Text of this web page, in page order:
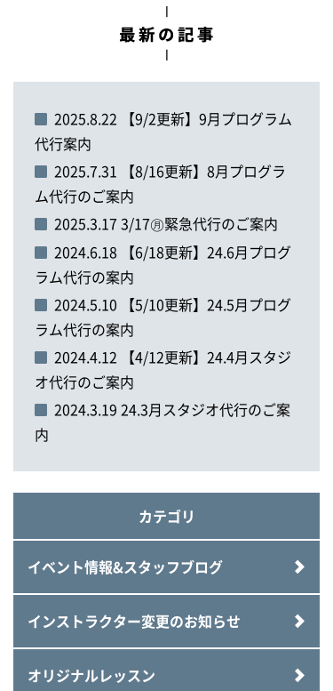
2025.8.22 【9/2更新】9月プログラム
代行案内
2025.7.31 【8/16更新】8月プログラ
ム代行のご案内
2025.3.17 3/17㊊緊急代行のご案内
2024.6.18 【6/18更新】24.6月プログ
ラム代行の案内
2024.5.10 【5/10更新】24.5月プログ
ラム代行の案内
2024.4.12 【4/12更新】24.4月スタジ
オ代行のご案内
2024.3.19 24.3月スタジオ代行のご案
内
カテゴリ
イベント情報&スタッフブログ
インストラクター変更のお知らせ
オリジナルレッスン